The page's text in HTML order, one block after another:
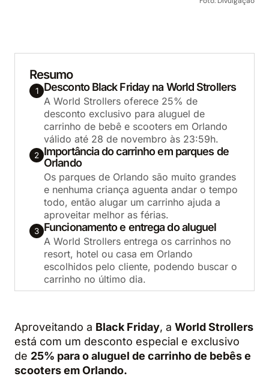
Resumo
1 Desconto Black Friday na World Strollers
A World Strollers oferece 25% de
desconto exclusivo para aluguel de
carrinho de bebê e scooters em Orlando
válido até 28 de novembro às 23:59h.
2
Importância do carrinho em parques de
Orlando
Os parques de Orlando são muito grandes
e nenhuma criança aguenta andar o tempo
todo, então alugar um carrinho ajuda a
aproveitar melhor as férias.
3 Funcionamento e entrega do aluguel
A World Strollers entrega os carrinhos no
resort, hotel ou casa em Orlando
escolhidos pelo cliente, podendo buscar o
carrinho no último dia.
Aproveitando a Black Friday, a World Strollers
está com um desconto especial e exclusivo
de 25% para o aluguel de carrinho de bebês e
scooters em Orlando.